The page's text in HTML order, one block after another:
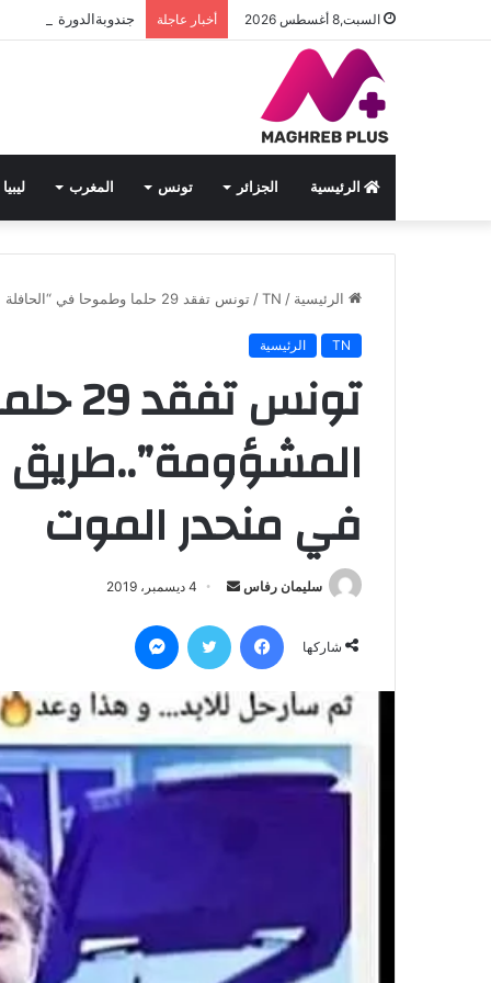
السبت,8 أغسطس 2026 أخبار عاجلة جندوبةالدورة
الرئيسية الجزائر تونس المغرب ليبيا
الرئيسية /
TN
/ تونس تفقد 29 حلما وطموحا في “الحافلة المشؤومة”..طريق النجاح والأحلام تسقط في منحدر الموت
TN الرئيسية
المشؤومة”..طريق
في منحدر الموت
سليمان رفاس
س
ل
ب
ر
ي
د
و
4 ديسمبر، 2019
شاركها